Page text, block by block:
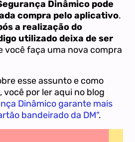
Dinâmico pode
compra pelo aplicativo.
a realização do
utilizado deixa de ser
você faça uma nova compra
esse assunto e como
você por ler aqui no blog
Dinâmico garante mais
bandeirado da DM“.